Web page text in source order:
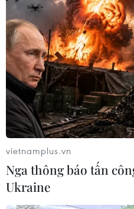
vietnamplus.vn
Nga thông báo tấn
Ukraine